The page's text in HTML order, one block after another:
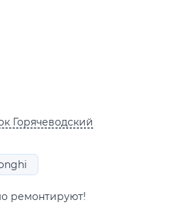
Горячеводский
ремонтируют!